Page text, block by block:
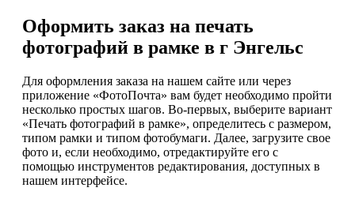
Оформить заказ на печать
фотографий в рамке в г Энгельс
Для оформления заказа на нашем сайте или через
приложение «ФотоПочта» вам будет необходимо пройти
несколько простых шагов. Во-первых, выберите вариант
«Печать фотографий в рамке», определитесь с размером,
типом рамки и типом фотобумаги. Далее, загрузите свое
фото и, если необходимо, отредактируйте его с
помощью инструментов редактирования, доступных в
нашем интерфейсе.